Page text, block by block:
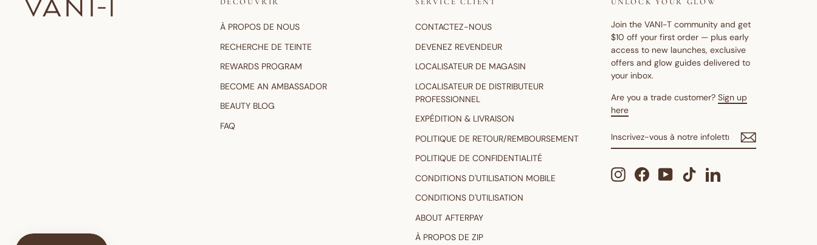
À PROPOS DE NOUS
RECHERCHE DE TEINTE
REWARDS PROGRAM
BECOME AN AMBASSADOR
BEAUTY BLOG
FAQ
CONTACTEZ-NOUS
DEVENEZ REVENDEUR
LOCALISATEUR DE MAGASIN
LOCALISATEUR DE DISTRIBUTEUR
PROFESSIONNEL
EXPÉDITION & LIVRAISON
POLITIQUE DE RETOUR/REMBOURSEMENT
POLITIQUE DE CONFIDENTIALITÉ
CONDITIONS D'UTILISATION MOBILE
CONDITIONS D'UTILISATION
ABOUT AFTERPAY
À PROPOS DE ZIP
Join the VANI-T community and get
$10 off your first order — plus early
access to new launches, exclusive
offers and glow guides delivered to
your inbox.
Are you a trade customer? Sign up
here
VOUS
NOTRE
INFOLETTRE
InstagramFacebookYouTubeTikTokLinkedIn